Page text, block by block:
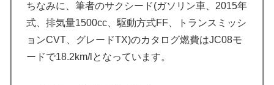
ちなみに、筆者のサクシード(ガソリン車、2015年
式、排気量1500cc、駆動方式FF、トランスミッシ
ョンCVT、グレードTX)のカタログ燃費はJC08モ
ードで18.2km/lとなっています。